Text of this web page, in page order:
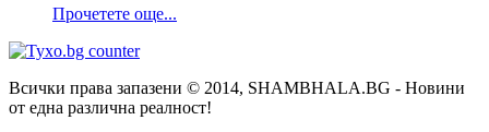
Прочетете още...
Всички права запазени © 2014, SHAMBHALA.BG - Новини
от една различна реалност!